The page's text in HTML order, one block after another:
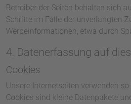
Betreiber der Seiten behalten sich
Schritte im Falle der unverlangten
Werbeinformationen, etwa durch
4. Datenerfassung auf
Cookies
Unsere Internetseiten verwenden so
Cookies sind kleine Datenpakete